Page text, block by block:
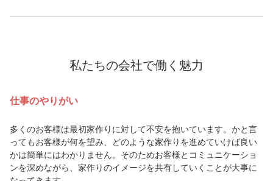
私たちの会社で働く魅力
仕事のやりがい
多くのお客様は最初家作りに対して不安を抱いています。かと言
ってもお客様が何を望み、どのような家作りを進めていけば良い
かは簡単にはわかりません。そのためお客様とコミュニケーショ
ンを深めながら、家作りのイメージを共有していくことが大事に